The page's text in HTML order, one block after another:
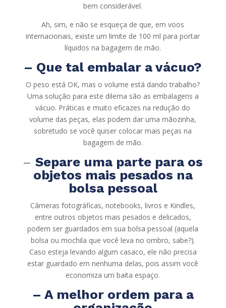
bem considerável.
Ah, sim, e não se esqueça de que, em voos
internacionais, existe um limite de 100 ml para portar
líquidos na bagagem de mão.
– Que tal embalar a vácuo?
O peso está OK, mas o volume está dando trabalho?
Uma solução para este dilema são as embalagens a
vácuo. Práticas e muito eficazes na redução do
volume das peças, elas podem dar uma mãozinha,
sobretudo se você quiser colocar mais peças na
bagagem de mão.
–Separe uma parte para os
objetos mais pesados na
bolsa pessoal
Câmeras fotográficas, notebooks, livros e Kindles,
entre outros objetos mais pesados e delicados,
podem ser guardados em sua bolsa pessoal (aquela
bolsa ou mochila que você leva no ombro, sabe?).
Caso esteja levando algum casaco, ele não precisa
estar guardado em nenhuma delas, pois assim você
economiza um baita espaço.
– A melhor ordem para a